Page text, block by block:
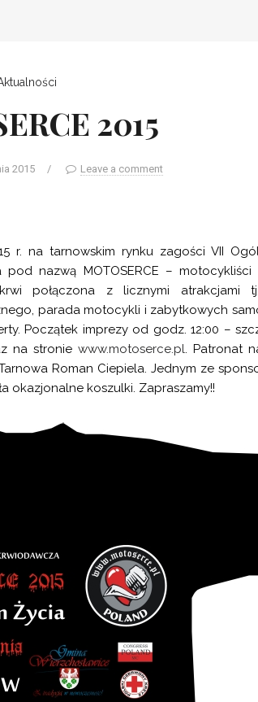
2015
2015 / Leave a comment
r. na tarnowskim rynku zagości VII
pod nazwą MOTOSERCE – motocykliści
połączona z licznymi atrakcjami
parada motocykli i zabytkowych
Początek imprezy od godz. 12:00 –
na stronie www.motoserce.pl. Patronat
Roman Ciepiela. Jednym ze
okazjonalne koszulki. Zapraszamy!!